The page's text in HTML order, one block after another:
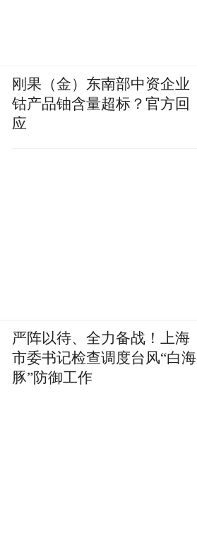
刚果（金）东南部中资企业
钴产品铀含量超标？官方回
应
严阵以待、全力备战！上海
市委书记检查调度台风“白海
豚”防御工作